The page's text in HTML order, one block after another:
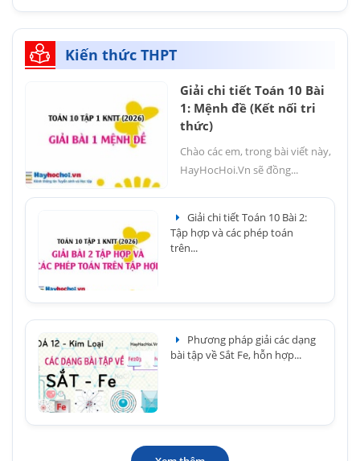
Kiến thức THPT
Giải chi tiết Toán 10 Bài
1: Mệnh đề (Kết nối tri
thức)
Chào các em, trong bài viết này,
HayHocHoi.Vn sẽ đồng...
Giải chi tiết Toán 10 Bài 2:
Tập hợp và các phép toán
trên...
Phương pháp giải các dạng
bài tập về Sắt Fe, hỗn hợp...